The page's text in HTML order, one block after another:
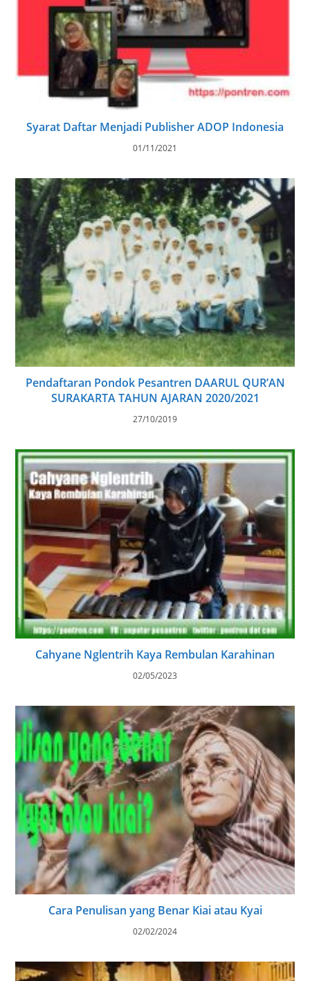
Syarat Daftar Menjadi Publisher ADOP Indonesia
01/11/2021
Pendaftaran Pondok Pesantren DAARUL QUR’AN
SURAKARTA TAHUN AJARAN 2020/2021
27/10/2019
Cahyane Nglentrih Kaya Rembulan Karahinan
02/05/2023
Cara Penulisan yang Benar Kiai atau Kyai
02/02/2024